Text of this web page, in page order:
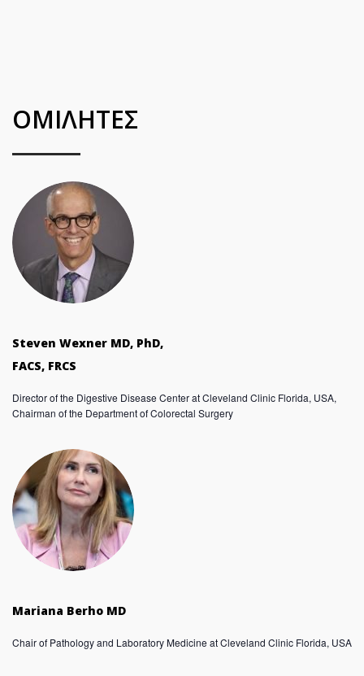
ΟΜΙΛΗΤΕΣ
Steven Wexner MD, PhD,
FACS, FRCS
Director of the Digestive Disease Center at Cleveland Clinic Florida, USA,
Chairman of the Department of Colorectal Surgery
Mariana Berho MD
Chair of Pathology and Laboratory Medicine at Cleveland Clinic Florida, USA